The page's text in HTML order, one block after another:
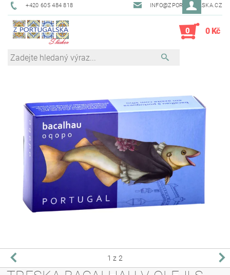
+420 605 484 818 INFO@ZPORTUGALSKA.CZ
0 0 Kč
1 z 2